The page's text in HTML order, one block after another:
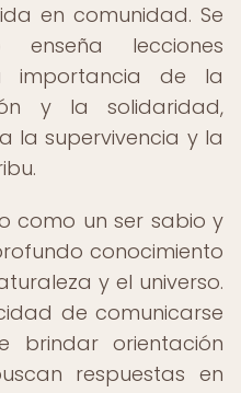
en comunidad. Se
lecciones
importancia de la
y la solidaridad,
la supervivencia y la
como un ser sabio y
conocimiento
y el universo.
de comunicarse
brindar orientación
respuestas en